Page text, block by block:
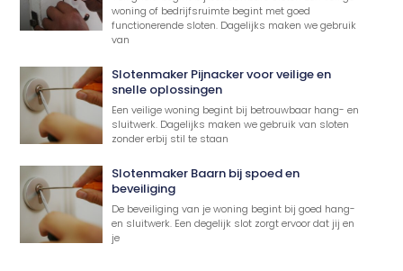
woning of bedrijfsruimte begint met goed
functionerende sloten. Dagelijks maken we gebruik
van
Slotenmaker Pijnacker voor veilige en
snelle oplossingen
Een veilige woning begint bij betrouwbaar hang- en
sluitwerk. Dagelijks maken we gebruik van sloten
zonder erbij stil te staan
Slotenmaker Baarn bij spoed en
beveiliging
De beveiliging van je woning begint bij goed hang-
en sluitwerk. Een degelijk slot zorgt ervoor dat jij en
je